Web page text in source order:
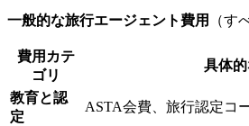
一般的な旅行エージェント費用 （す
費用カテ
ゴリ
具体的
教育と認
定
ASTA会費、旅行認定コ